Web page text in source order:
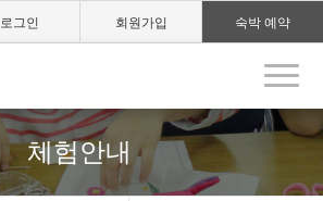
로그인 회원가입 숙박 예약
체험안내